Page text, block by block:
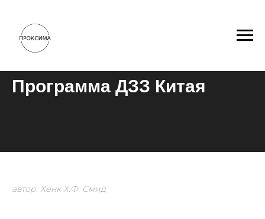
Программа ДЗЗ Китая
автор: Хенк Х.Ф. Смид